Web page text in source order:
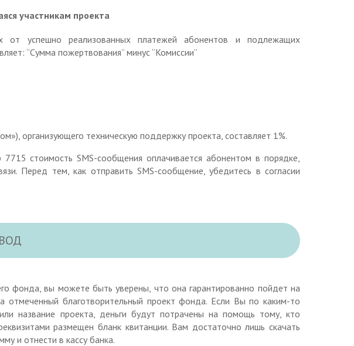
участникам проекта
от успешно реализованных платежей абонентов и подлежащих
“Сумма пожертвования” минус “Комиссии”
организующего техническую поддержку проекта, составляет 1%.
стоимость SMS-сообщения оплачивается абонентом в порядке,
Перед тем, как отправить SMS-сообщение, убедитесь в согласии
фонда, вы можете быть уверены, что она гарантированно пойдет на
отмеченный благотворительный проект фонда. Если Вы по каким-то
название проекта, деньги будут потрачены на помощь тому, кто
размещен бланк квитанции. Вам достаточно лишь скачать
и отнести в кассу банка.